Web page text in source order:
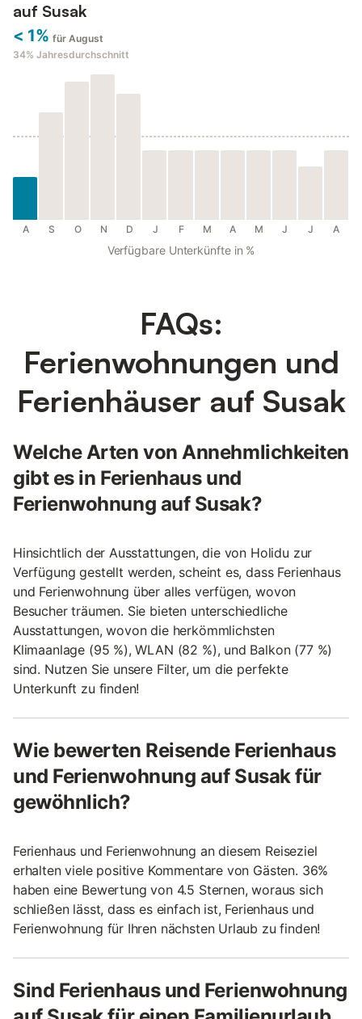
auf Susak
< 1% für August
34% Jahresdurchschnitt
A S O N D J F M A M J J A
Verfügbare Unterkünfte in %
FAQs:
Ferienwohnungen und
Ferienhäuser auf Susak
Welche Arten von Annehmlichkeiten
gibt es in Ferienhaus und
Ferienwohnung auf Susak?
Hinsichtlich der Ausstattungen, die von Holidu zur
Verfügung gestellt werden, scheint es, dass Ferienhaus
und Ferienwohnung über alles verfügen, wovon
Besucher träumen. Sie bieten unterschiedliche
Ausstattungen, wovon die herkömmlichsten
Klimaanlage (95 %), WLAN (82 %), und Balkon (77 %)
sind. Nutzen Sie unsere Filter, um die perfekte
Unterkunft zu finden!
Wie bewerten Reisende Ferienhaus
und Ferienwohnung auf Susak für
gewöhnlich?
Ferienhaus und Ferienwohnung an diesem Reiseziel
erhalten viele positive Kommentare von Gästen. 36%
haben eine Bewertung von 4.5 Sternen, woraus sich
schließen lässt, dass es einfach ist, Ferienhaus und
Ferienwohnung für Ihren nächsten Urlaub zu finden!
Sind Ferienhaus und Ferienwohnung